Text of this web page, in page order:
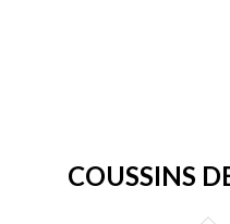
COUSSINS